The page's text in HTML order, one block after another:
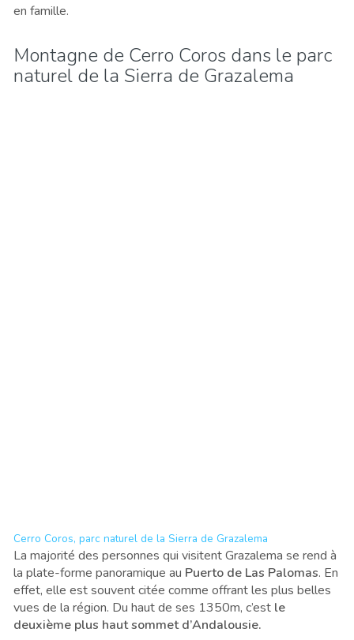
en famille.
Montagne de Cerro Coros dans le parc
naturel de la Sierra de Grazalema
Cerro Coros, parc naturel de la Sierra de Grazalema
La majorité des personnes qui visitent Grazalema se rend à
la plate-forme panoramique au Puerto de Las Palomas. En
effet, elle est souvent citée comme offrant les plus belles
vues de la région. Du haut de ses 1350m, c’est le
deuxième plus haut sommet d’Andalousie.